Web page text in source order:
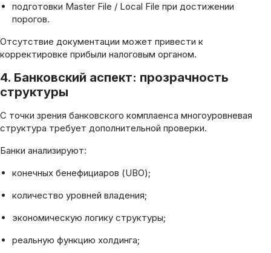
подготовки Master File / Local File при достижении
порогов.
Отсутствие документации может привести к
корректировке прибыли налоговым органом.
4. Банковский аспект: прозрачность
структуры
С точки зрения банковского комплаенса многоуровневая
структура требует дополнительной проверки.
Банки анализируют:
конечных бенефициаров (UBO);
количество уровней владения;
экономическую логику структуры;
реальную функцию холдинга;